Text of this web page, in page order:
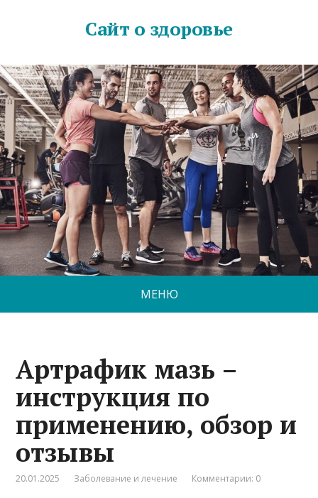
Сайт о здоровье
МЕНЮ
Артрафик мазь –
инструкция по
применению, обзор и
отзывы
20.01.2025 Заболевание и лечение Комментарии: 0